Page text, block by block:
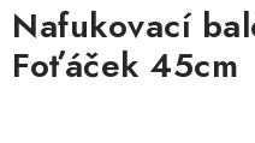
BALÓNKY
Nafukovací
Foťáček 45cm